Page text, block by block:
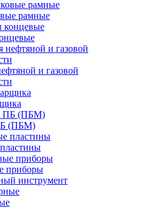
рамные
и газовой
(ПБМ)
приборы
инструмент